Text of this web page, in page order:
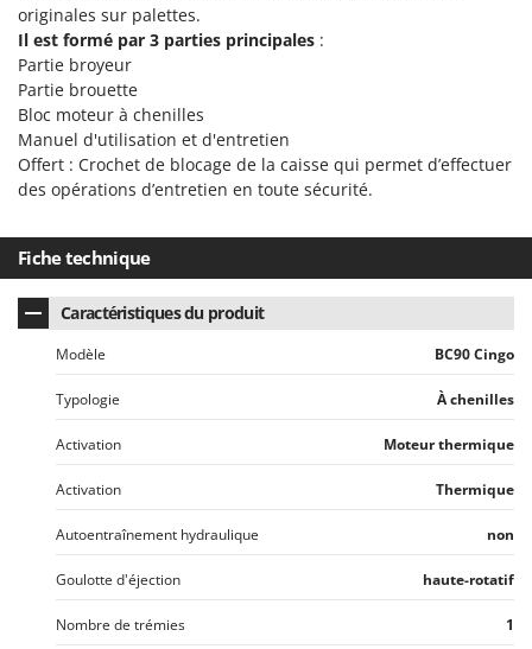
originales sur palettes.
Il est formé par 3 parties principales :
Partie broyeur
Partie brouette
Bloc moteur à chenilles
Manuel d'utilisation et d'entretien
Offert : Crochet de blocage de la caisse qui permet d’effectuer
des opérations d’entretien en toute sécurité.
Fiche technique
Caractéristiques du produit
Modèle BC90 Cingo
Typologie À chenilles
Activation Moteur thermique
Activation Thermique
Autoentraînement hydraulique non
Goulotte d'éjection haute-rotatif
Nombre de trémies 1